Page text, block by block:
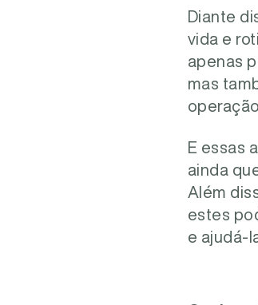
Diante
vida e
apenas
mas
E essas
ainda
Além
estes
e ajudá-